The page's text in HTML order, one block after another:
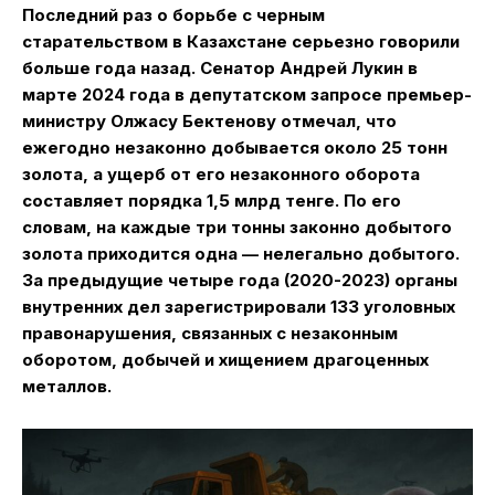
Последний раз о борьбе с черным
старательством в Казахстане серьезно говорили
больше года назад. Сенатор Андрей Лукин в
марте 2024 года в депутатском запросе премьер-
министру Олжасу Бектенову отмечал, что
ежегодно незаконно добывается около 25 тонн
золота, а ущерб от его незаконного оборота
составляет порядка 1,5 млрд тенге. По его
словам, на каждые три тонны законно добытого
золота приходится одна — нелегально добытого.
За предыдущие четыре года (2020-2023) органы
внутренних дел зарегистрировали 133 уголовных
правонарушения, связанных с незаконным
оборотом, добычей и хищением драгоценных
металлов.